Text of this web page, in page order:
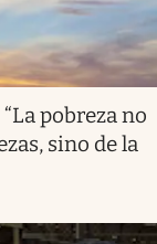
pobreza no
sino de la